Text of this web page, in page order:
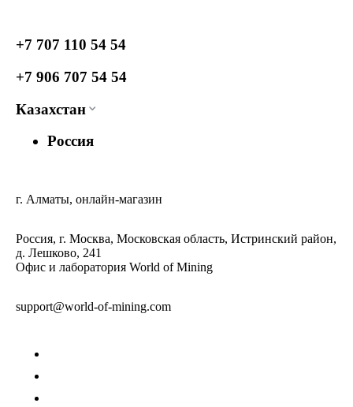
+7 707 110 54 54
+7 906 707 54 54
Казахстан
Россия
г. Алматы, онлайн-магазин
Россия, г. Москва, Московская область, Истринский район,
д. Лешково, 241
Офис и лаборатория World of Mining
support@world-of-mining.com